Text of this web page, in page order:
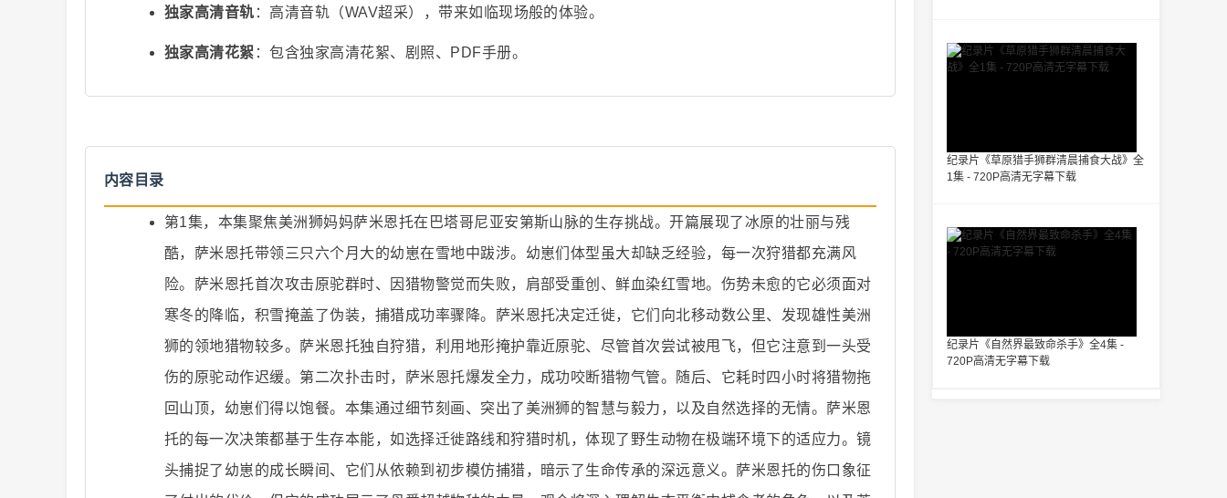
爆
款
独家高清音轨 ：高清音轨（WAV超采），带来如临现场般的体验。
独家高清花絮 ：包含独家高清花絮、剧照、PDF手册。
内容目录
第1集，本集聚焦美洲狮妈妈萨米恩托在巴塔哥尼亚安第斯山脉的生存挑战。开篇展现了冰原的壮丽与残
酷，萨米恩托带领三只六个月大的幼崽在雪地中跋涉。幼崽们体型虽大却缺乏经验，每一次狩猎都充满风
险。萨米恩托首次攻击原驼群时、因猎物警觉而失败，肩部受重创、鲜血染红雪地。伤势未愈的它必须面对
寒冬的降临，积雪掩盖了伪装，捕猎成功率骤降。萨米恩托决定迁徙，它们向北移动数公里、发现雄性美洲
狮的领地猎物较多。萨米恩托独自狩猎，利用地形掩护靠近原驼、尽管首次尝试被甩飞，但它注意到一头受
伤的原驼动作迟缓。第二次扑击时，萨米恩托爆发全力，成功咬断猎物气管。随后、它耗时四小时将猎物拖
回山顶，幼崽们得以饱餐。本集通过细节刻画、突出了美洲狮的智慧与毅力，以及自然选择的无情。萨米恩
托的每一次决策都基于生存本能，如选择迁徙路线和狩猎时机，体现了野生动物在极端环境下的适应力。镜
头捕捉了幼崽的成长瞬间、它们从依赖到初步模仿捕猎，暗示了生命传承的深远意义。萨米恩托的伤口象征
纪录片《草原猎手狮群清晨捕食大战》全
1集 - 720P高清无字幕下载
纪录片《自然界最致命杀手》全4集 -
720P高清无字幕下载